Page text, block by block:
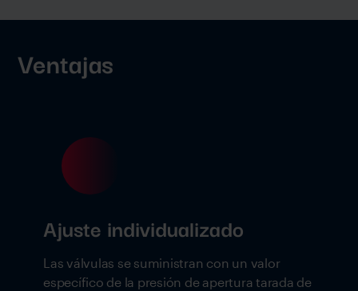
Ventajas
Ajuste individualizado
Las válvulas se suministran con un valor
específico de la presión de apertura tarada de